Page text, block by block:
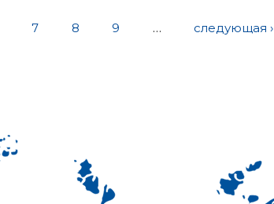
7 8 9 … следующая ›